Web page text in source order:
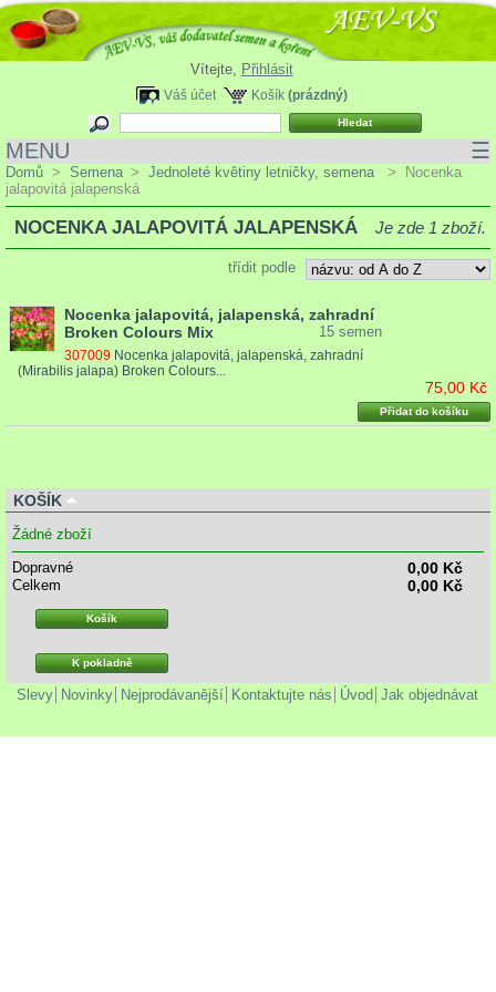
Vítejte, Přihlásit
Košík (prázdný)
Váš účet
MENU ☰
Domů > Semena > Jednoleté květiny letničky, semena >
Nocenka
jalapovitá jalapenská
NOCENKA JALAPOVITÁ JALAPENSKÁ Je zde 1 zboží.
třídit podle
Nocenka jalapovitá, jalapenská, zahradní
Broken Colours Mix
15 semen
307009 Nocenka jalapovitá, jalapenská, zahradní
(Mirabilis jalapa) Broken Colours...
75,00 Kč
Přidat do košíku
KOŠÍK
Žádné zboží
Dopravné
0,00 Kč
Celkem 0,00 Kč
Košík
K pokladně
Slevy Novinky Nejprodávanější Kontaktujte nás Úvod Jak objednávat